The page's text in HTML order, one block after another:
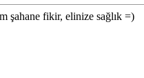
şahane fikir, elinize sağlık =)